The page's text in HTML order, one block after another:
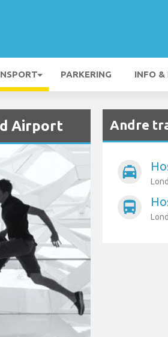
PARKERING INFO &
Airport Andre
local_taxi
directions_bus